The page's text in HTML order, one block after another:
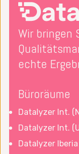
Wir bringen
echte
Büroräume
Datalyzer Int.
Datalyzer Int.
Datalyzer Iberia